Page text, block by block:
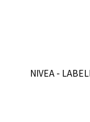
NIVEA -